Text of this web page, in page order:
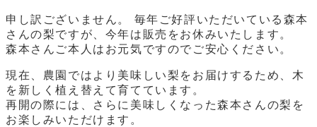
申し訳ございません。 毎年ご好評いただいている森本
さんの梨ですが、今年は販売をお休みいたします。
森本さんご本人はお元気ですのでご安心ください。
現在、農園ではより美味しい梨をお届けするため、木
を新しく植え替えて育てています。
再開の際には、さらに美味しくなった森本さんの梨を
お楽しみいただけます。